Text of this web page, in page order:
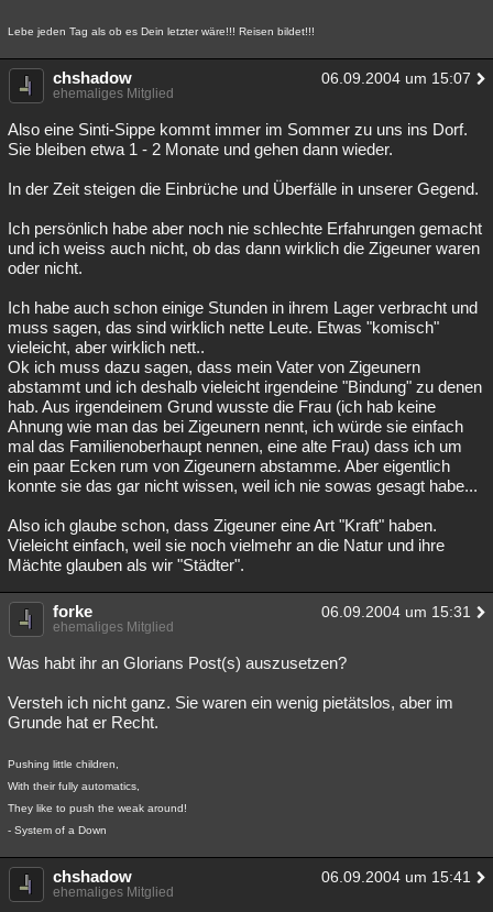
Lebe jeden Tag als ob es Dein letzter wäre!!! Reisen bildet!!!
chshadow 06.09.2004 um 15:07
ehemaliges Mitglied
Also eine Sinti-Sippe kommt immer im Sommer zu uns ins Dorf.
Sie bleiben etwa 1 - 2 Monate und gehen dann wieder.
In der Zeit steigen die Einbrüche und Überfälle in unserer Gegend.
Ich persönlich habe aber noch nie schlechte Erfahrungen gemacht
und ich weiss auch nicht, ob das dann wirklich die Zigeuner waren
oder nicht.
Ich habe auch schon einige Stunden in ihrem Lager verbracht und
muss sagen, das sind wirklich nette Leute. Etwas "komisch"
vieleicht, aber wirklich nett..
Ok ich muss dazu sagen, dass mein Vater von Zigeunern
abstammt und ich deshalb vieleicht irgendeine "Bindung" zu denen
hab. Aus irgendeinem Grund wusste die Frau (ich hab keine
Ahnung wie man das bei Zigeunern nennt, ich würde sie einfach
mal das Familienoberhaupt nennen, eine alte Frau) dass ich um
ein paar Ecken rum von Zigeunern abstamme. Aber eigentlich
konnte sie das gar nicht wissen, weil ich nie sowas gesagt habe...
Also ich glaube schon, dass Zigeuner eine Art "Kraft" haben.
Vieleicht einfach, weil sie noch vielmehr an die Natur und ihre
Mächte glauben als wir "Städter".
forke 06.09.2004 um 15:31
ehemaliges Mitglied
Was habt ihr an Glorians Post(s) auszusetzen?
Versteh ich nicht ganz. Sie waren ein wenig pietätslos, aber im
Grunde hat er Recht.
Pushing little children,
With their fully automatics,
They like to push the weak around!
- System of a Down
chshadow 06.09.2004 um 15:41
ehemaliges Mitglied